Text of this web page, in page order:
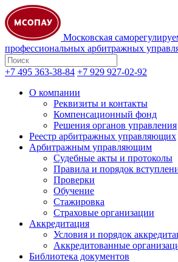
Московская
профессиональных арбитражных
+7 495 363-38-84 +7 929 927-02-92
О компании
Реквизиты и контакты
Компенсационный фонд
Решения органов управления
Реестр арбитражных управляющих
Арбитражным управляющим
Судебные акты и протоколы
Правила и порядок
Проверки
Обучение
Стажировка
Страховые организации
Аккредитация
Условия и порядок
Аккредитованные
Библиотека документов